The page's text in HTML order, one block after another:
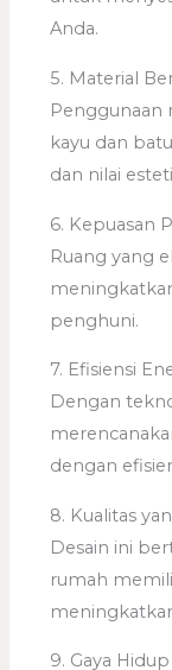
Anda.
5. Material
Penggunaan
kayu dan
dan nilai
6. Kepuasan
Ruang yang
penghuni.
7. Efisiensi
Dengan
dengan
8. Kualitas
Desain ini
rumah
9. Gaya